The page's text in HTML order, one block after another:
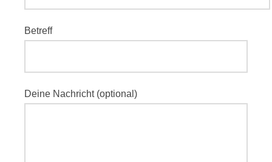
Betreff
Deine Nachricht (optional)